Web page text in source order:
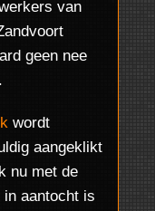
van
geen nee
wordt
aangeklikt
nu met de
in aantocht is